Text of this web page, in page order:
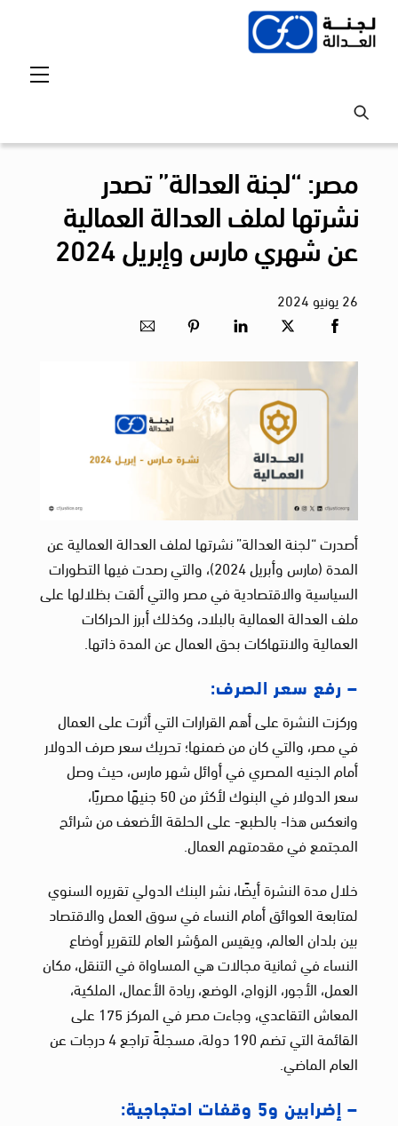
Skip
مصر: “لجنة العدالة” تصدر
نشرتها لملف العدالة العمالية
عن شهري مارس وإبريل 2024
26يونيو 2024
أصدرت “لجنة العدالة” نشرتها لملف العدالة العمالية عن
المدة (مارس وأبريل 2024)، والتي رصدت فيها التطورات
السياسية والاقتصادية في مصر والتي ألقت بظلالها على
ملف العدالة العمالية بالبلاد، وكذلك أبرز الحراكات
العمالية والانتهاكات بحق العمال عن المدة ذاتها.
– رفع سعر الصرف:
وركزت النشرة على أهم القرارات التي أثرت على العمال
في مصر، والتي كان من ضمنها؛ تحريك سعر صرف الدولار
أمام الجنيه المصري في أوائل شهر مارس، حيث وصل
سعر الدولار في البنوك لأكثر من 50 جنيهًا مصريًا،
وانعكس هذا- بالطبع- على الحلقة الأضعف من شرائح
المجتمع في مقدمتهم العمال.
خلال مدة النشرة أيضًا، نشر البنك الدولي تقريره السنوي
لمتابعة العوائق أمام النساء في سوق العمل والاقتصاد
بين بلدان العالم، ويقيس المؤشر العام للتقرير أوضاع
النساء في ثمانية مجالات هي المساواة في التنقل، مكان
العمل، الأجور، الزواج، الوضع، ريادة الأعمال، الملكية،
المعاش التقاعدي، وجاءت مصر في المركز 175 على
القائمة التي تضم 190 دولة، مسجلةً تراجع 4 درجات عن
العام الماضي.
– إضرابين و5 وقفات احتجاجية: